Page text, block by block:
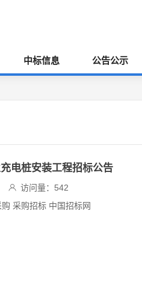
中标信息 公告公示
电桩安装工程招标公告
访问量： 542
采购招标 中国招标网